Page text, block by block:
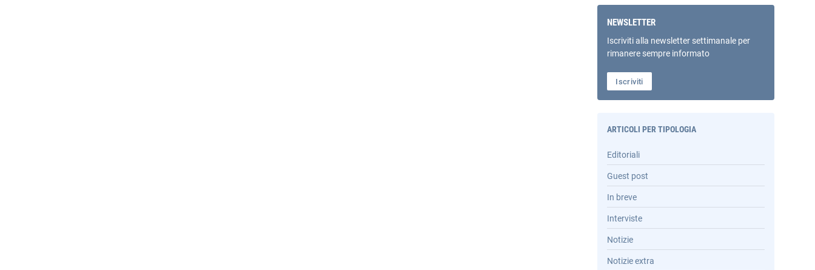
NEWSLETTER
Iscriviti alla newsletter settimanale per
rimanere sempre informato
Iscriviti
ARTICOLI PER TIPOLOGIA
Editoriali
Guest post
In breve
Interviste
Notizie
Notizie extra